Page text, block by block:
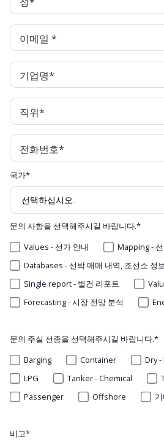
이메일*
기업명*
직위*
전화번호*
국가*
문의 사항을 선택해주시길 바랍니다.*
Values - 선가 안내
Mapping -
Databases - 선박 매매 내역, 조선소 정
Single report - 별건 리포트
Forecasting - 시장 전망 분석
문의 주실 선종을 선택해주시길 바랍니다.*
Barging
Container Dry
LPG
Tanker - Chemical
Passenger
Offshore
비고*